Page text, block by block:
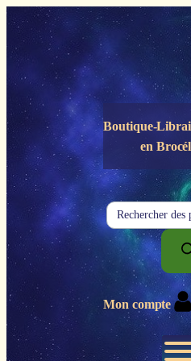
Panneau de gestion des cookies
Boutique-
en
Recherche
de
produits
Mon compte